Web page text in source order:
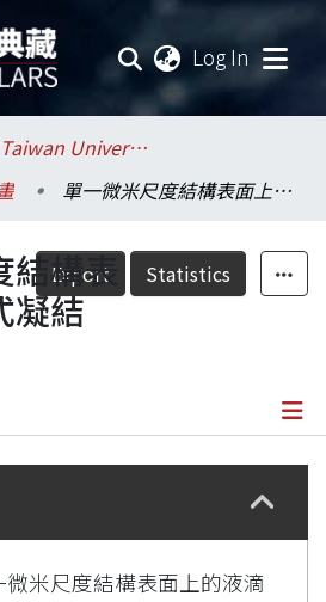
Log In
.National Taiwan University / 國立臺灣大學
單一微米尺度結構表面上的液滴式凝結(2/3)
Export Statistics
結構表
凝結
Details
微米尺度結構表面上的液滴